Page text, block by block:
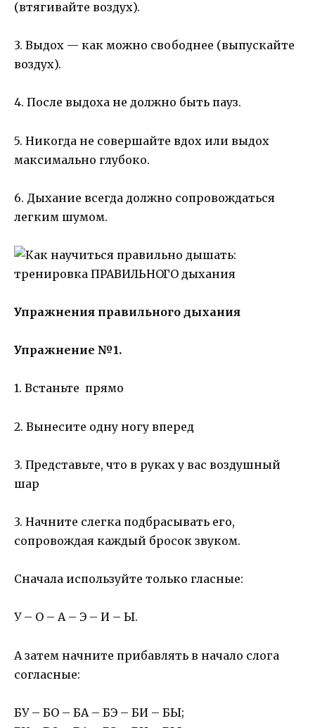
(втягивайте воздух).
3. Выдох — как можно свободнее (выпускайте
воздух).
4. После выдоха не должно быть пауз.
5. Никогда не совершайте вдох или выдох
максимально глубоко.
6. Дыхание всегда должно сопровождаться
легким шумом.
Упражнения правильного дыхания
Упражнение №1.
1. Встаньте прямо
2. Вынесите одну ногу вперед
3. Представьте, что в руках у вас воздушный
шар
3. Начните слегка подбрасывать его,
сопровождая каждый бросок звуком.
Сначала используйте только гласные:
У – О – А – Э – И – Ы.
А затем начните прибавлять в начало слога
согласные:
БУ – БО – БА – БЭ – БИ – БЫ;